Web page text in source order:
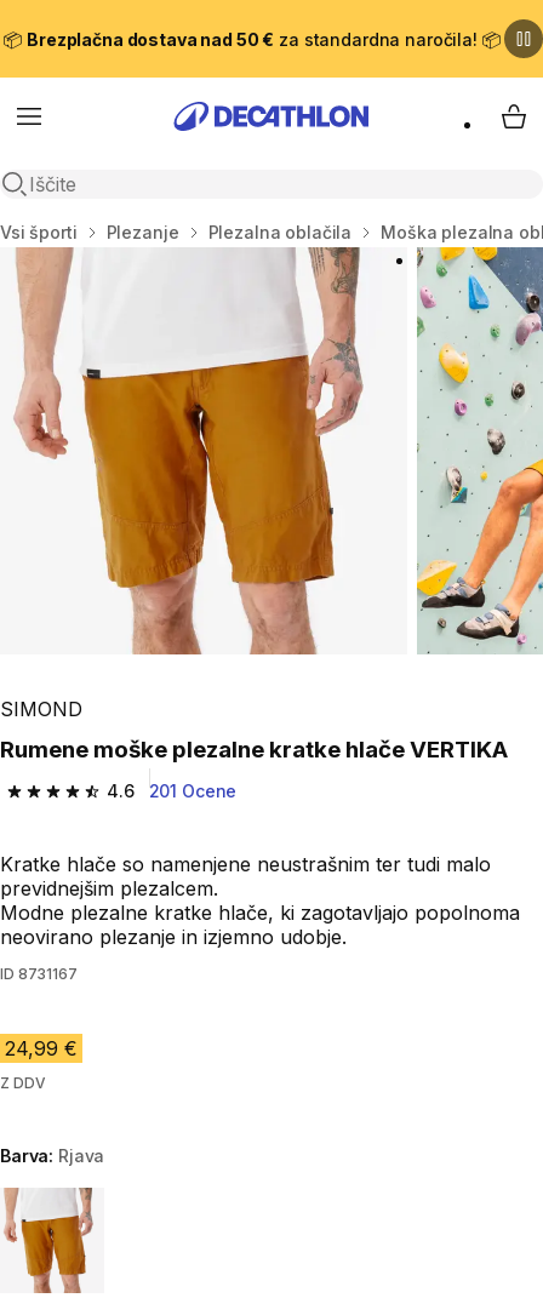
📦 Brezplačna dostava nad 50 € za standardna naročila! 📦
Meni
Odpri iskanje
Domov
Vsi športi Plezanje Plezalna oblačila Moška plezalna
SIMOND
Rumene moške plezalne kratke hlače VERTIKA
4.6
4.6 od 5 zvezdic from 201 ocene
201 Ocene
Kratke hlače so namenjene neustrašnim ter tudi malo
previdnejšim plezalcem.
Modne plezalne kratke hlače, ki zagotavljajo popolnoma
neovirano plezanje in izjemno udobje.
ID 8731167
24,99 €
Z DDV
Barva: Rjava
Choose a variant